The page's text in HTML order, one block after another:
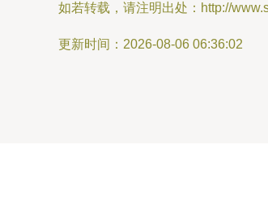
如若转载，请注明出处：http://
更新时间：2026-08-06 06:36:02